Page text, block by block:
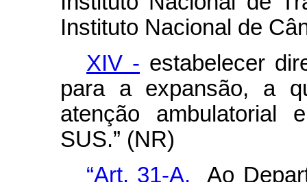
Instituto Nacional de
XIV - estabelecer
para a expansão, a
atenção ambulatorial
SUS.” (NR)
“Art. 31-A. Ao